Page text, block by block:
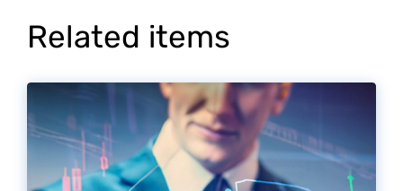
Related items